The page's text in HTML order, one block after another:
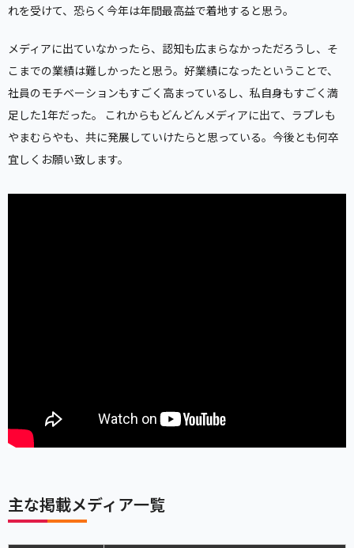
れを受けて、恐らく今年は年間最高益で着地すると思う。
メディアに出ていなかったら、認知も広まらなかっただろうし、そ
こまでの業績は難しかったと思う。好業績になったということで、
社員のモチベーションもすごく高まっているし、私自身もすごく満
足した1年だった。 これからもどんどんメディアに出て、ラプレも
やまむらやも、共に発展していけたらと思っている。今後とも何卒
宜しくお願い致します。
主な掲載メディア一覧